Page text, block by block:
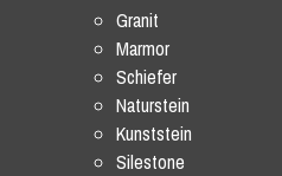
Granit
Marmor
Schiefer
Naturstein
Kunststein
Silestone